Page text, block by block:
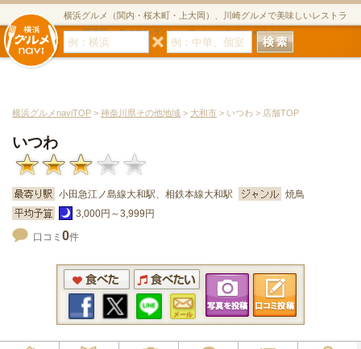
横浜グルメ（関内・桜木町・上大岡）、川崎グルメで美味しいレストラ
ン・居酒屋・ダイニングバー・スイーツのグルメサイト
横浜グルメnaviTOP > 神奈川県その他地域 > 大和市 > いつわ > 店舗TOP
いつわ
小田急江ノ島線大和駅、相鉄本線大和駅
焼鳥
3,000円～3,999円
口コミ 0件